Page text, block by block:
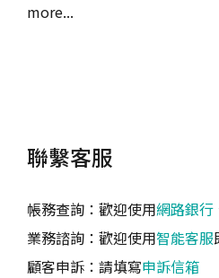
more...
聯繫客服
帳務查詢：歡迎使用網路銀行
業務諮詢：歡迎使用智能客服
顧客申訴：請填寫申訴信箱